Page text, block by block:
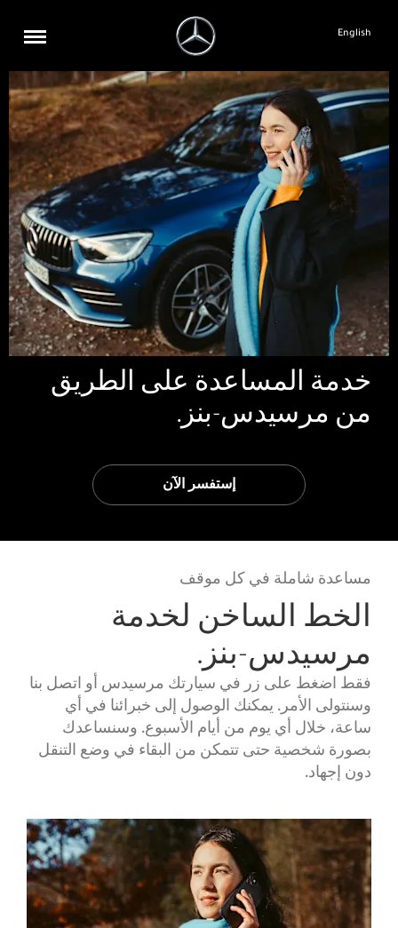
English
خدمة المساعدة على الطريق
من مرسيدس-بنز.
إستفسر الآن
مساعدة شاملة في كل موقف
الخط الساخن لخدمة
مرسيدس-بنز.
فقط اضغط على زر في سيارتك مرسيدس أو اتصل بنا
وسنتولى الأمر. يمكنك الوصول إلى خبرائنا في أي
ساعة، خلال أي يوم من أيام الأسبوع. وسنساعدك
بصورة شخصية حتى تتمكن من البقاء في وضع التنقل
دون إجهاد.